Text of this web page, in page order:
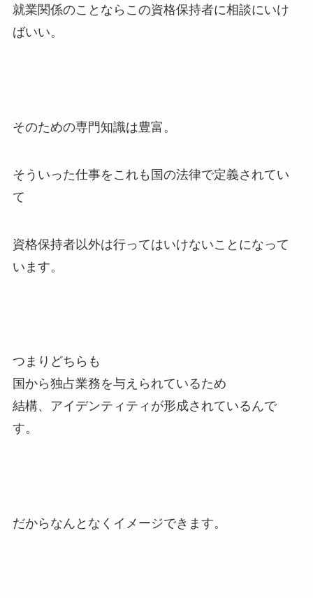
就業関係のことならこの資格保持者に相談にいけ
ばいい。
そのための専門知識は豊富。
そういった仕事をこれも国の法律で定義されてい
て
資格保持者以外は行ってはいけないことになって
います。
つまりどちらも
国から独占業務を与えられているため
結構、アイデンティティが形成されているんで
す。
だからなんとなくイメージできます。